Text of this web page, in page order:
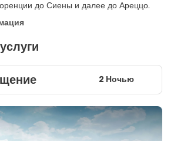
до Сиены и далее до Ареццо.
2 Ночью